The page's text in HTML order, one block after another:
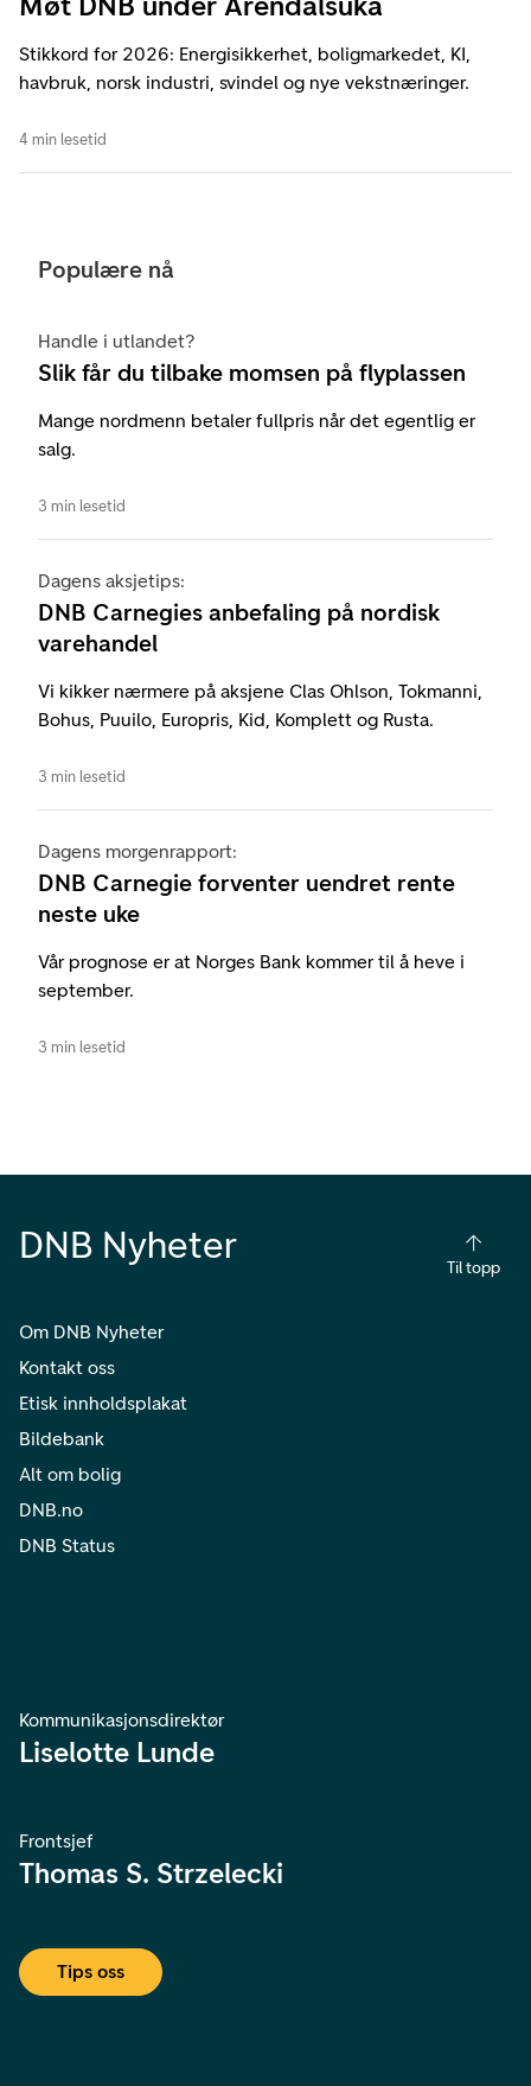
Stikkord for 2026: Energisikkerhet, boligmarkedet, KI,
havbruk, norsk industri, svindel og nye vekstnæringer.
4 min lesetid
Populære nå
Handle i utlandet?
Slik får du tilbake momsen på flyplassen
Mange nordmenn betaler fullpris når det egentlig er
salg.
3 min lesetid
Dagens aksjetips:
DNB Carnegies anbefaling på nordisk
varehandel
Vi kikker nærmere på aksjene Clas Ohlson, Tokmanni,
Bohus, Puuilo, Europris, Kid, Komplett og Rusta.
3 min lesetid
Dagens morgenrapport:
DNB Carnegie forventer uendret rente
neste uke
Vår prognose er at Norges Bank kommer til å heve i
september.
3 min lesetid
DNB Nyheter
Til topp
Om DNB Nyheter
Kontakt oss
Etisk innholdsplakat
Bildebank
Alt om bolig
DNB.no
DNB Status
Kommunikasjonsdirektør
Liselotte Lunde
Frontsjef
Thomas S. Strzelecki
Tips oss